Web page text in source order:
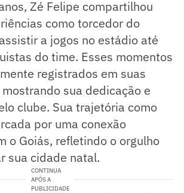
Zé Felipe compartilhou
como torcedor do
a jogos no estádio até
do time. Esses momentos
registrados em suas
sua dedicação e
clube. Sua trajetória como
por uma conexão
o Goiás, refletindo o orgulho
sua cidade natal.
CONTINUA
APÓS A
PUBLICIDADE